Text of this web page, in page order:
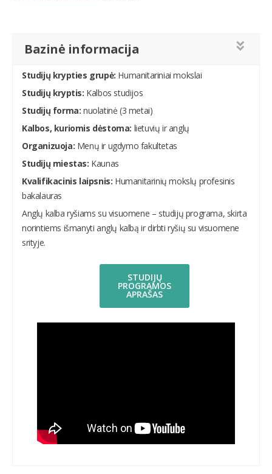
Bazinė informacija
Studijų krypties grupė: Humanitariniai mokslai
Studijų kryptis: Kalbos studijos
Studijų forma: nuolatinė (3 metai)
Kalbos, kuriomis dėstoma: lietuvių ir anglų
Organizuoja: Menų ir ugdymo fakultetas
Studijų miestas: Kaunas
Kvalifikacinis laipsnis: Humanitarinių mokslų profesinis
bakalauras
Anglų kalba ryšiams su visuomene – studijų programa, skirta
norintiems išmanyti anglų kalbą ir dirbti ryšių su visuomene
srityje.
STUDIJŲ
PROGRAMOS
APRAŠAS